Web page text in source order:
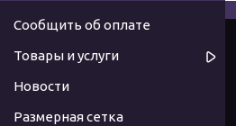
Сообщить об оплате
Товары и услуги
Новости
Размерная сетка